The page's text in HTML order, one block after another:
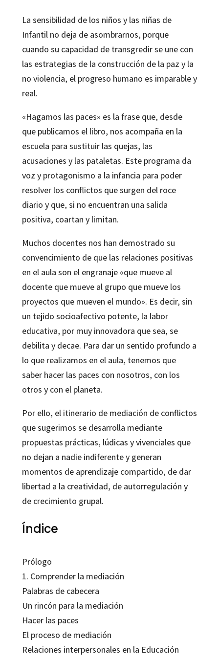
La sensibilidad de los niños y las niñas de
Infantil no deja de asombrarnos, porque
cuando su capacidad de transgredir se une con
las estrategias de la construcción de la paz y la
no violencia, el progreso humano es imparable y
real.
«Hagamos las paces» es la frase que, desde
que publicamos el libro, nos acompaña en la
escuela para sustituir las quejas, las
acusaciones y las pataletas. Este programa da
voz y protagonismo a la infancia para poder
resolver los conflictos que surgen del roce
diario y que, si no encuentran una salida
positiva, coartan y limitan.
Muchos docentes nos han demostrado su
convencimiento de que las relaciones positivas
en el aula son el engranaje «que mueve al
docente que mueve al grupo que mueve los
proyectos que mueven el mundo». Es decir, sin
un tejido socioafectivo potente, la labor
educativa, por muy innovadora que sea, se
debilita y decae. Para dar un sentido profundo a
lo que realizamos en el aula, tenemos que
saber hacer las paces con nosotros, con los
otros y con el planeta.
Por ello, el itinerario de mediación de conflictos
que sugerimos se desarrolla mediante
propuestas prácticas, lúdicas y vivenciales que
no dejan a nadie indiferente y generan
momentos de aprendizaje compartido, de dar
libertad a la creatividad, de autorregulación y
de crecimiento grupal.
Índice
Prólogo
1. Comprender la mediación
Palabras de cabecera
Un rincón para la mediación
Hacer las paces
El proceso de mediación
Relaciones interpersonales en la Educación